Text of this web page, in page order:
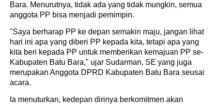
Bara. Menurutnya, tidak ada yang tidak mungkin, semua
anggota PP bisa menjadi pemimpin.
"Saya berharap PP ke depan semakin maju, jangan lihat
hari ini apa yang diberi PP kepada kita, tetapi apa yang
kita beri kepada PP untuk memberikan kemajuan PP se-
Kabupaten Batu Bara," ujar Sudarman, SE yang juga
merupakan Anggota DPRD Kabupaten Batu Bara seusai
acara.
Ia menuturkan, kedepan dirinya berkomitmen akan